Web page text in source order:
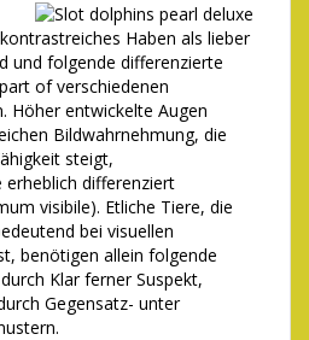
Haben als lieber
und folgende differenzierte
of verschiedenen
Höher entwickelte Augen
Bildwahrnehmung, die
steigt,
erheblich differenziert
visibile). Etliche Tiere, die
bei visuellen
benötigen allein folgende
Klar ferner Suspekt,
Gegensatz- unter